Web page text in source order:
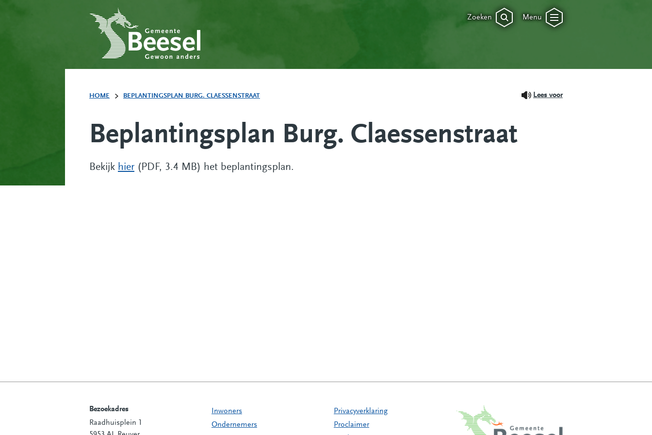
Zoeken Menu
HOME BEPLANTINGSPLAN BURG. CLAESSENSTRAAT Lees voor
Beplantingsplan Burg. Claessenstraat
Bekijk hier(PDF, 3.4 MB) het beplantingsplan.
Contactinformatie
Bezoekadres
Raadhuisplein 1
Inwoners
Ondernemers
Privacyverklaring
Proclaimer